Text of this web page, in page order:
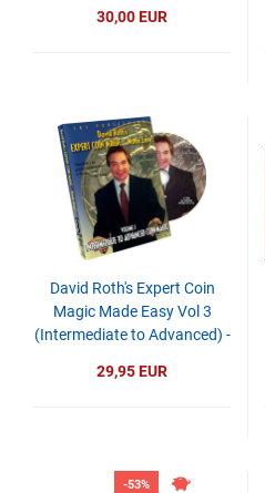
30,00 EUR
David Roth's Expert Coin
Magic Made Easy Vol 3
(Intermediate to Advanced) -
29,95 EUR
-53%